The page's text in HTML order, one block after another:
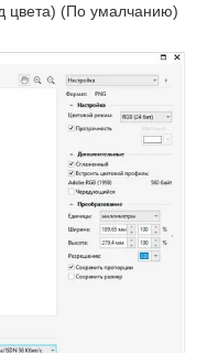
цвета) (По умалчанию)